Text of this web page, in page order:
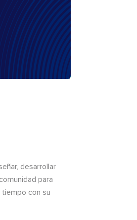
desarrollar
para
tiempo con su